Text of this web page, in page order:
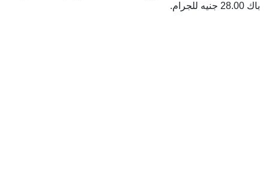
باك 28.00 جنيه للجرام.